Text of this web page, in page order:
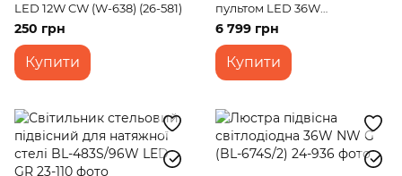
LED 12W CW (W-638) (26-581)
250 грн
Купити
пультом LED 36W
WW+NW+CW CH (BKL-
6 799 грн
Купити